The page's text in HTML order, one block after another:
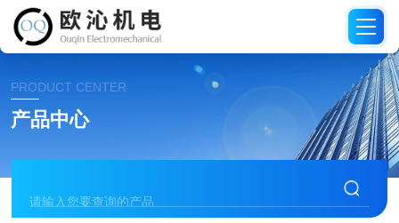
PRODUCT CENTER
产品中心